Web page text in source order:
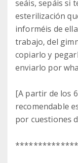
seáis, sepáis si
esterilización
informéis de
trabajo, del
copiarlo y
enviarlo por
[A partir de los
recomendable
por cuestiones